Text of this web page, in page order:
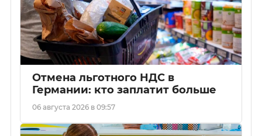
Отмена льготного НДС в
Германии: кто заплатит больше
06 августа 2026 в 09:57